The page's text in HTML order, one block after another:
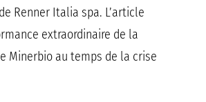
Renner Italia spa. L’article
extraordinaire de la
Minerbio au temps de la crise